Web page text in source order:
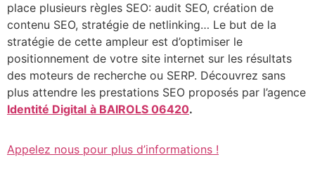
place plusieurs règles SEO: audit SEO, création de
contenu SEO, stratégie de netlinking… Le but de la
stratégie de cette ampleur est d’optimiser le
positionnement de votre site internet sur les résultats
des moteurs de recherche ou SERP. Découvrez sans
plus attendre les prestations SEO proposés par l’agence
Identité Digital à BAIROLS 06420.
Appelez nous pour plus d’informations !